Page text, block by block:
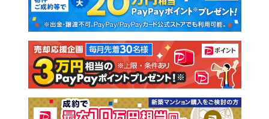
新築一戸建て 中古一戸建て
注文住宅 土地
売却査定